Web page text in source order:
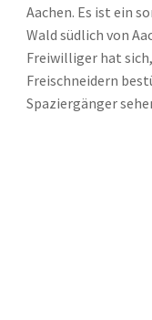
Aachen. Es ist ein
Wald südlich von
Freiwilliger hat
Freischneidern
Spaziergänger